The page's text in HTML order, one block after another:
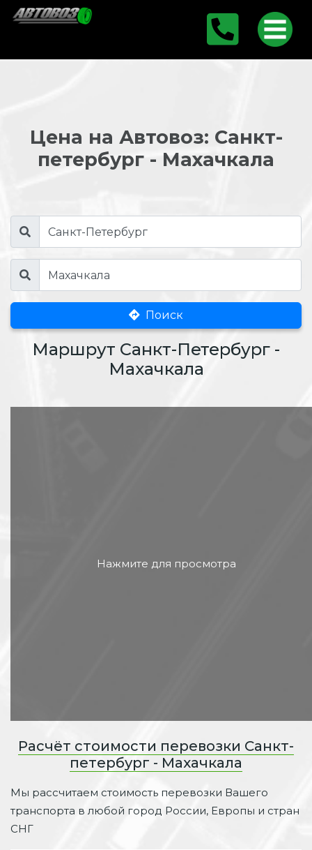
Цена на Автовоз: Санкт-
петербург - Махачкала
Поиск
Маршрут Санкт-Петербург -
Махачкала
Расчёт стоимости перевозки Санкт-
петербург - Махачкала
Мы рассчитаем стоимость перевозки Вашего
транспорта в любой город России, Европы и стран
СНГ